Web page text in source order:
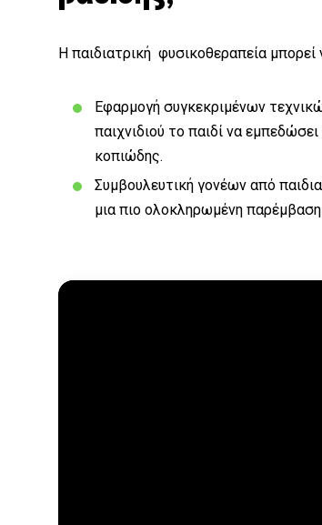
Η παιδιατρική φυσικοθεραπεία
Εφαρμογή συγκεκριμένων
παιχνιδιού το παιδί να
κοπιώδης.
Συμβουλευτική γονέων από
μια πιο ολοκληρωμένη